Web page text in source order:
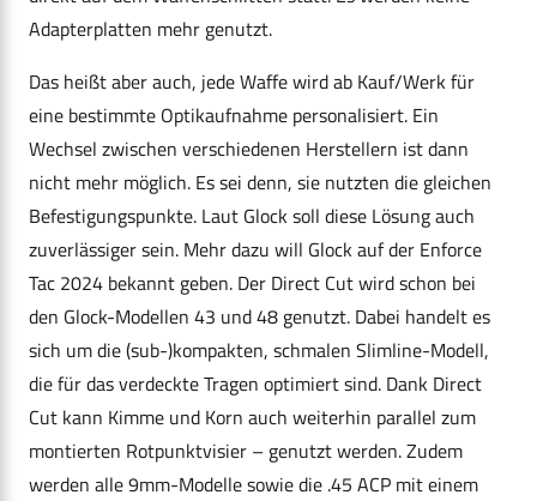
Adapterplatten mehr genutzt.
Das heißt aber auch, jede Waffe wird ab Kauf/Werk für
eine bestimmte Optikaufnahme personalisiert. Ein
Wechsel zwischen verschiedenen Herstellern ist dann
nicht mehr möglich. Es sei denn, sie nutzten die gleichen
Befestigungspunkte. Laut Glock soll diese Lösung auch
zuverlässiger sein. Mehr dazu will Glock auf der Enforce
Tac 2024 bekannt geben. Der Direct Cut wird schon bei
den Glock-Modellen 43 und 48 genutzt. Dabei handelt es
sich um die (sub-)kompakten, schmalen Slimline-Modell,
die für das verdeckte Tragen optimiert sind. Dank Direct
Cut kann Kimme und Korn auch weiterhin parallel zum
montierten Rotpunktvisier – genutzt werden. Zudem
werden alle 9mm-Modelle sowie die .45 ACP mit einem